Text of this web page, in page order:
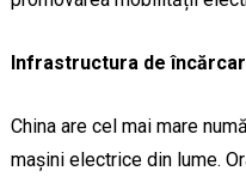
Infrastructura de
China are cel mai mare
mașini electrice din lume.